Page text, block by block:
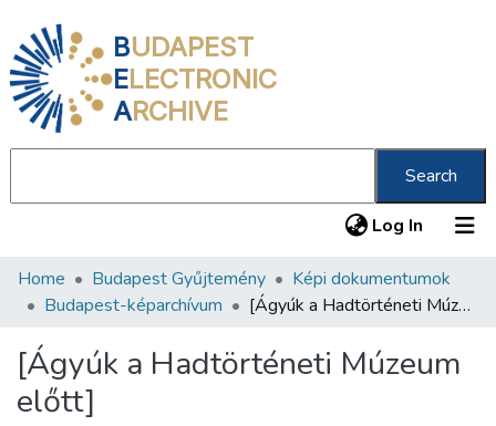
BUDAPEST
ELECTRONIC
ARCHIVE
Search
Log In (current)
Communities & Collections
Statistics
About us
Home Budapest Gyűjtemény
Képi dokumentumok
Budapest-képarchívum
[Ágyúk a Hadtörténeti Múzeum előtt]
[Ágyúk a Hadtörténeti Múzeum
előtt]